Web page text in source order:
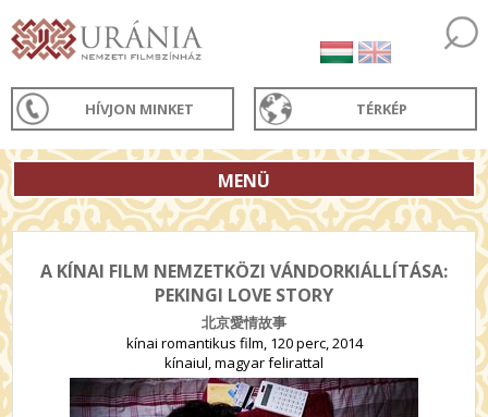
HÍVJON MINKET TÉRKÉP
MENÜ
A KÍNAI FILM NEMZETKÖZI VÁNDORKIÁLLÍTÁSA:
PEKINGI LOVE STORY
‎北京愛情故事
kínai romantikus film, 120 perc, 2014
kínaiul, magyar felirattal